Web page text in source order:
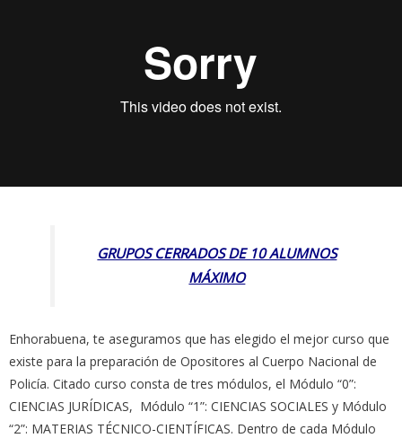
GRUPOS CERRADOS DE 10 ALUMNOS
MÁXIMO
Enhorabuena, te aseguramos que has elegido el mejor curso que
existe para la preparación de Opositores al Cuerpo Nacional de
Policía. Citado curso consta de tres módulos, el Módulo “0”:
CIENCIAS JURÍDICAS, Módulo “1”: CIENCIAS SOCIALES y Módulo
“2”: MATERIAS TÉCNICO-CIENTÍFICAS. Dentro de cada Módulo